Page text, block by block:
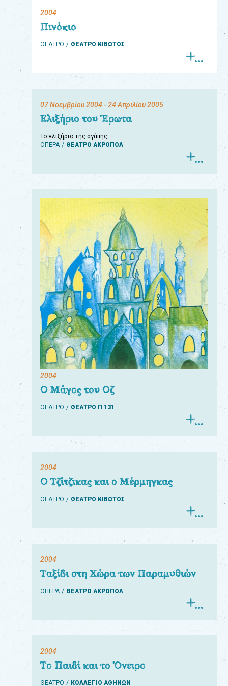
2004
Πινόκιο
ΘΕΑΤΡΟ ΘΕΑΤΡΟ ΚΙΒΩΤΟΣ
07 Νοεμβρίου 2004- 24 Απριλίου 2005
Ελιξήριο του Έρωτα
Το ελιξήριο της αγάπης
ΟΠΕΡΑ
ΘΕΑΤΡΟ ΑΚΡΟΠΟΛ
2004
Ο Μάγος του Οζ
ΘΕΑΤΡΟ ΘΕΑΤΡΟ Π 131
2004
Ο Τζίτζικας και ο Μέρμηγκας
ΘΕΑΤΡΟ ΘΕΑΤΡΟ ΚΙΒΩΤΟΣ
2004
Ταξίδι στη Χώρα των Παραμυθιών
ΟΠΕΡΑ ΘΕΑΤΡΟ ΑΚΡΟΠΟΛ
2004
Το Παιδί και το Όνειρο
ΘΕΑΤΡΟ ΚΟΛΛΕΓΙΟ ΑΘΗΝΩΝ
eshop
Παιχνίδια
Παρακολούθηση
παραγγελίας
εκπαιδευτικούς
συλλόγους
παραγωγούς
συνεργάτες